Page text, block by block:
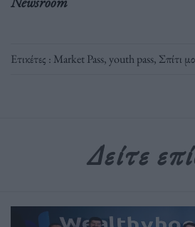
Ετικέτες : Market Pass,youth pass, Σπίτι
Δείτε